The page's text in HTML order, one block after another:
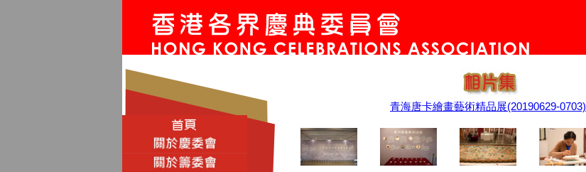
青海唐卡繪畫藝術精品展(20190629-0703)